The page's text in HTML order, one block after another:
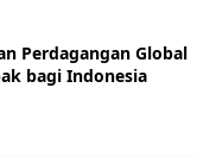
Perdagangan Global
bagi Indonesia